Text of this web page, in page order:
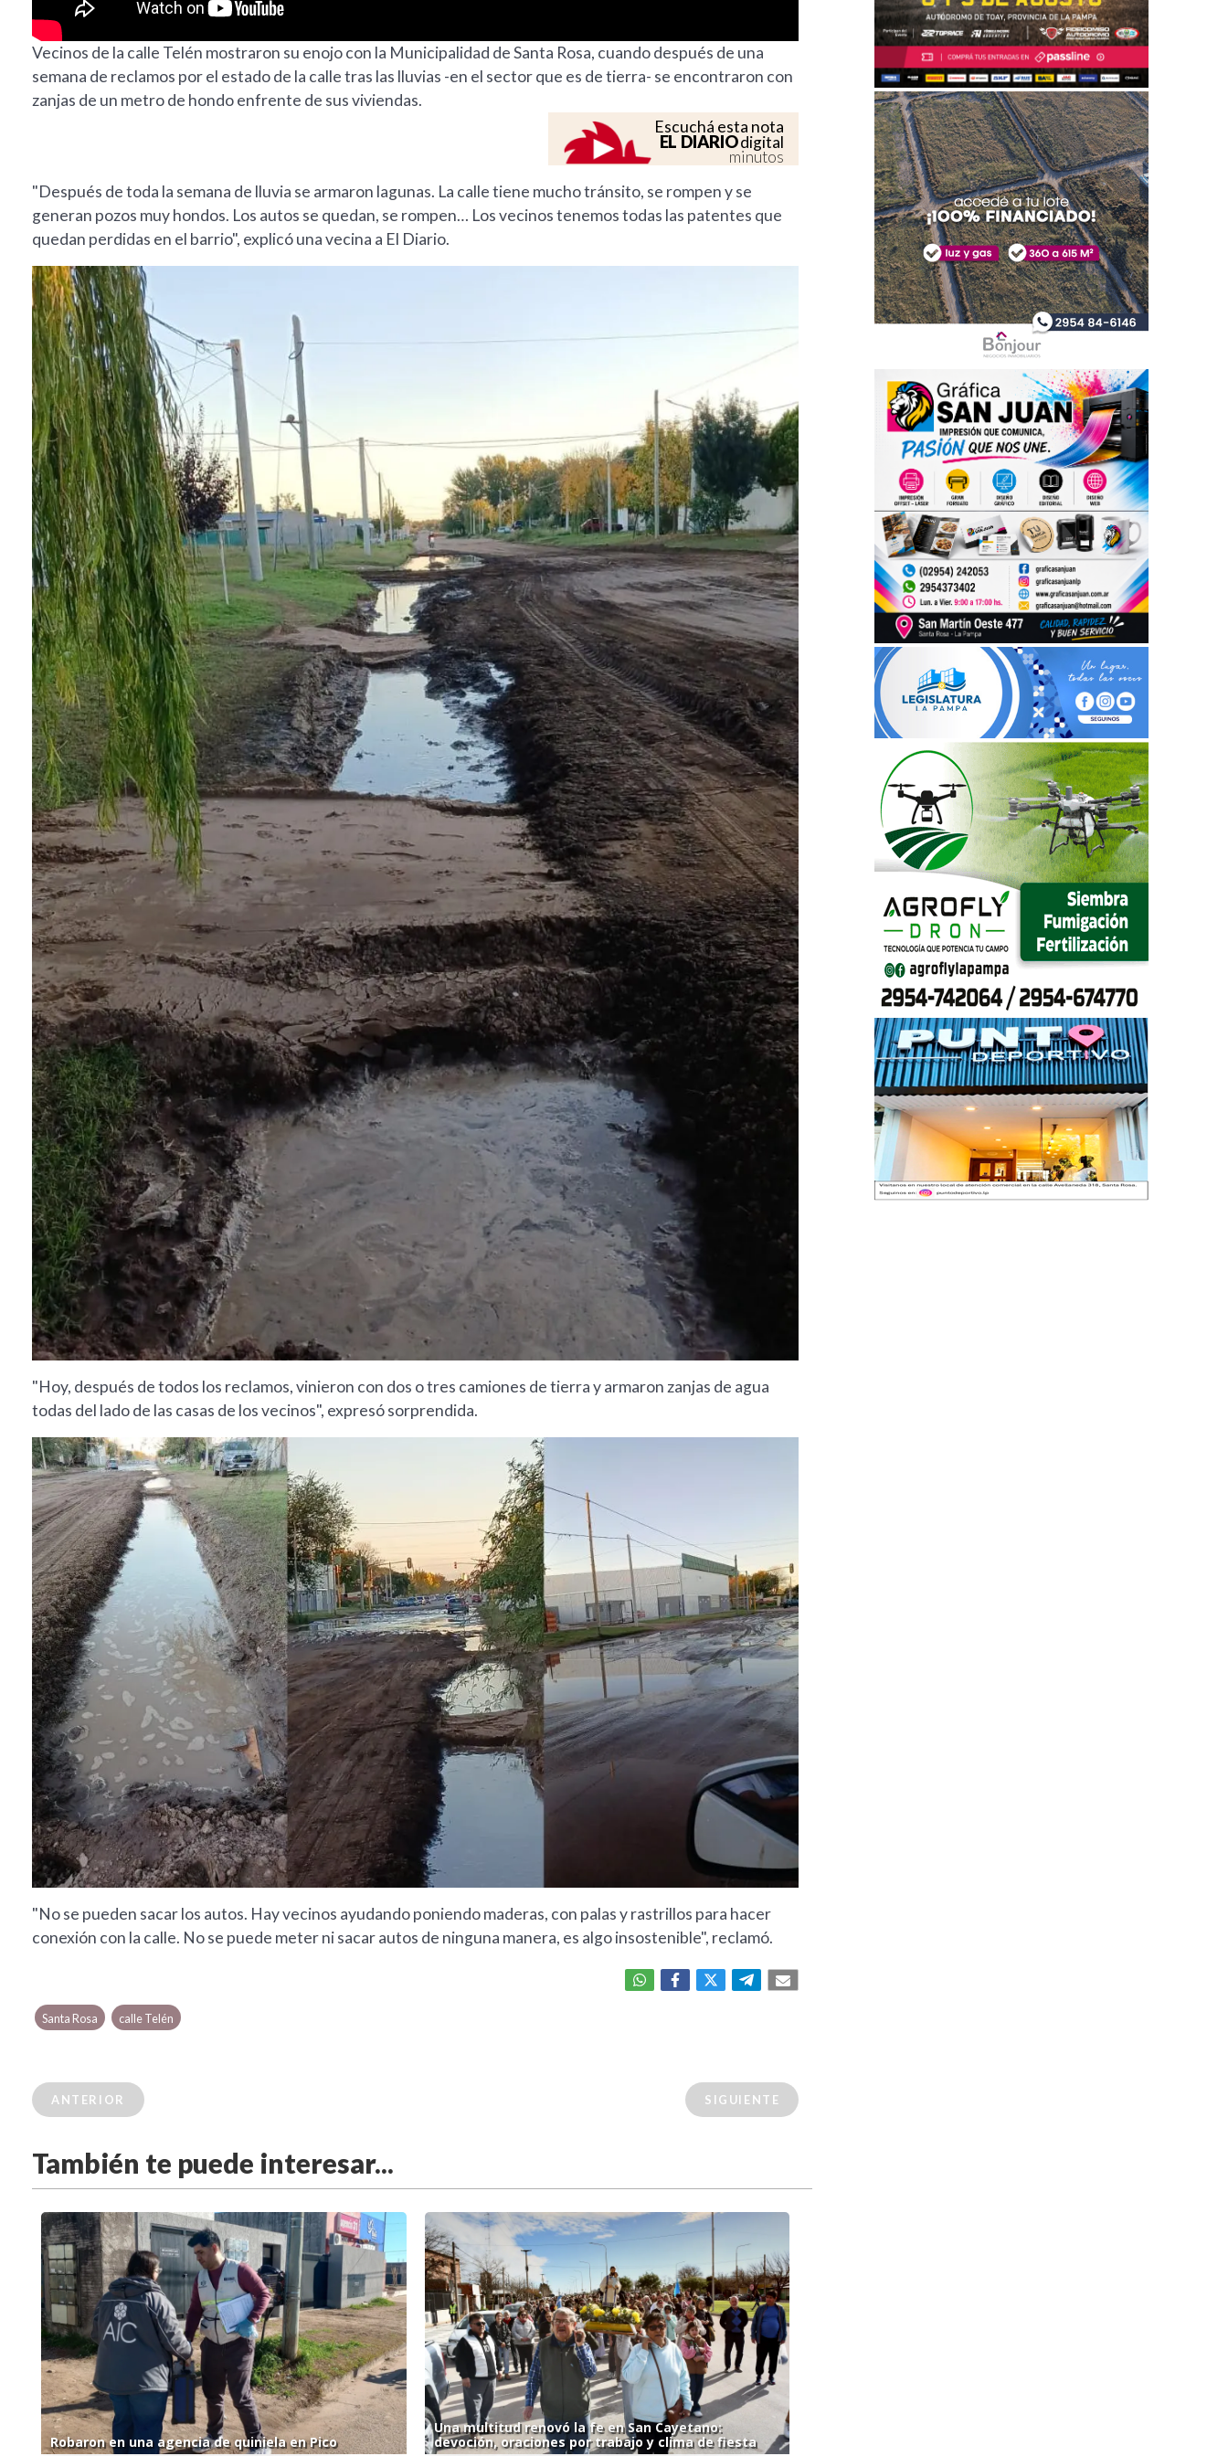
Vecinos de la calle Telén mostraron su enojo con la Municipalidad de Santa Rosa, cuando después de una
semana de reclamos por el estado de la calle tras las lluvias -en el sector que es de tierra- se encontraron con
zanjas de un metro de hondo enfrente de sus viviendas.
Escuchá esta nota
EL DIARIOdigital
minutos
"Después de toda la semana de lluvia se armaron lagunas. La calle tiene mucho tránsito, se rompen y se
generan pozos muy hondos. Los autos se quedan, se rompen… Los vecinos tenemos todas las patentes que
quedan perdidas en el barrio", explicó una vecina a El Diario.
"Hoy, después de todos los reclamos, vinieron con dos o tres camiones de tierra y armaron zanjas de agua
todas del lado de las casas de los vecinos", expresó sorprendida.
"No se pueden sacar los autos. Hay vecinos ayudando poniendo maderas, con palas y rastrillos para hacer
conexión con la calle. No se puede meter ni sacar autos de ninguna manera, es algo insostenible", reclamó.
Santa Rosa calle Telén
ANTERIOR SIGUIENTE
También te puede interesar...
Robaron en una agencia de quiniela en Pico
Una multitud renovó la fe en San Cayetano:
devoción, oraciones por trabajo y clima de fiesta